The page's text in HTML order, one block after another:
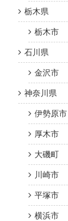
栃木県
栃木市
石川県
金沢市
神奈川県
伊勢原市
厚木市
大磯町
川崎市
平塚市
横浜市